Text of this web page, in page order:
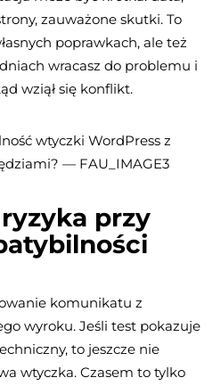
zauważone skutki. To
poprawkach, ale też
wracasz do problemu i
wziął się konflikt.
przy
komunikatu z
wyroku. Jeśli test pokazuje
to jeszcze nie
wtyczka. Czasem to tylko